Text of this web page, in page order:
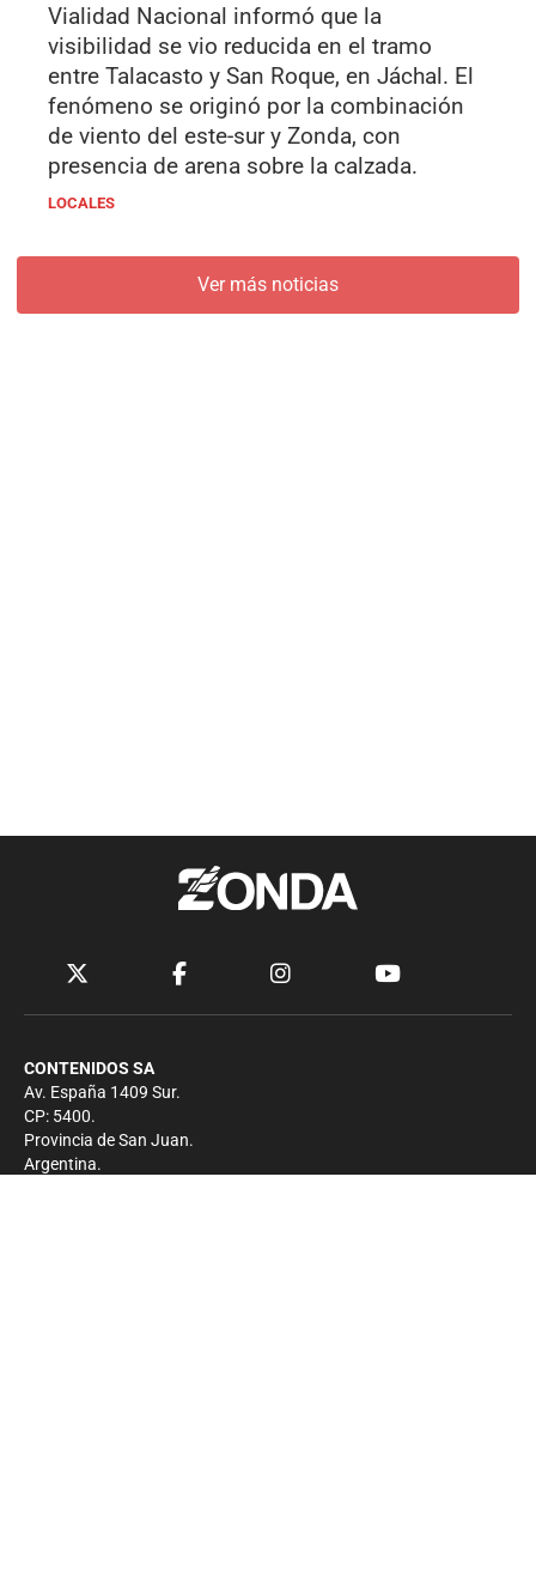
Vialidad Nacional informó que la
visibilidad se vio reducida en el tramo
entre Talacasto y San Roque, en Jáchal. El
fenómeno se originó por la combinación
de viento del este-sur y Zonda, con
presencia de arena sobre la calzada.
LOCALES
Ver más noticias
CONTENIDOS SA
Av. España 1409 Sur.
CP: 5400.
Provincia de San Juan.
Argentina.